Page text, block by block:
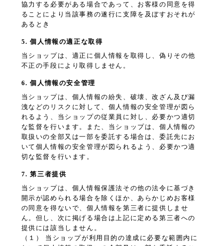
協力する必要がある場合であって、お客様の同意を得
ることにより当該事務の遂行に支障を及ぼすおそれが
あるとき
5. 個人情報の適正な取得
当ショップは、適正に個人情報を取得し、偽りその他
不正の手段により取得しません。
6. 個人情報の安全管理
当ショップは、個人情報の紛失、破壊、改ざん及び漏
洩などのリスクに対して、個人情報の安全管理が図ら
れるよう、当ショップの従業員に対し、必要かつ適切
な監督を行います。また、当ショップは、個人情報の
取扱いの全部又は一部を委託する場合は、委託先にお
いて個人情報の安全管理が図られるよう、必要かつ適
切な監督を行います。
7. 第三者提供
当ショップは、個人情報保護法その他の法令に基づき
開示が認められる場合を除くほか、あらかじめお客様
の同意を得ないで、個人情報を第三者に提供しませ
ん。但し、次に掲げる場合は上記に定める第三者への
提供には該当しません。
（１） 当ショップが利用目的の達成に必要な範囲内に